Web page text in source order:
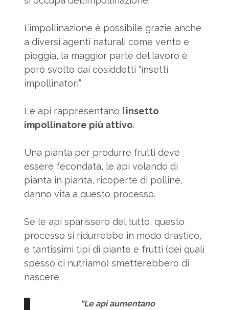
L’impollinazione è possibile grazie anche
a diversi agenti naturali come vento e
pioggia, la maggior parte del lavoro è
però svolto dai cosiddetti “insetti
impollinatori”.
Le api rappresentano l’insetto
impollinatore più attivo.
Una pianta per produrre frutti deve
essere fecondata, le api volando di
pianta in pianta, ricoperte di polline,
danno vita a questo processo.
Se le api sparissero del tutto, questo
processo si ridurrebbe in modo drastico,
e tantissimi tipi di piante e frutti (dei quali
spesso ci nutriamo) smetterebbero di
nascere.
“Le api aumentano